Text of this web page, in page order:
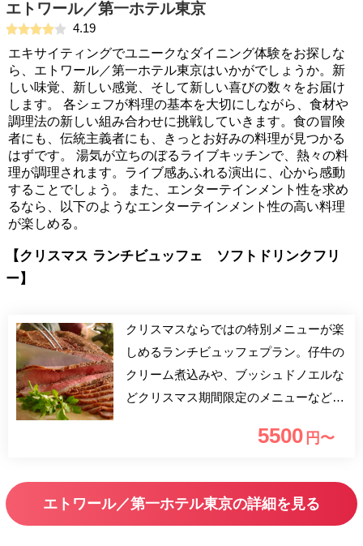
エトワール／第一ホテル東京
4.19
エキサイティングでユニークなダイニング体験をお探しな
ら、エトワール／第一ホテル東京はいかがでしょうか。新
しい味覚、新しい感覚、そして新しい喜びの数々をお届け
します。 各シェフが料理の基本を大切にしながら、食材や
調理法の新しい組み合わせに挑戦していきます。食の冒険
者にも、伝統主義者にも、きっとお好みの料理が見つかる
はずです。 湯気が立ちのぼるライブキッチンで、熱々の料
理が調理されます。ライブ感あふれる演出に、心から感動
することでしょう。 また、エンターテインメント性を求め
るなら、以下のようなエンターテインメント性の高い料理
が楽しめる。
【クリスマス ランチビュッフェ ソフトドリンクフリ
ー】
クリスマスならではの特別メニューが楽
しめるランチビュッフェプラン。仔牛の
クリーム煮込みや、ブッシュドノエルな
どクリスマス期間限定のメニューなど約
さわしい料理の数々を味わいながら、優
5500 円〜
エトワール／第一ホテル東京の詳細を見る